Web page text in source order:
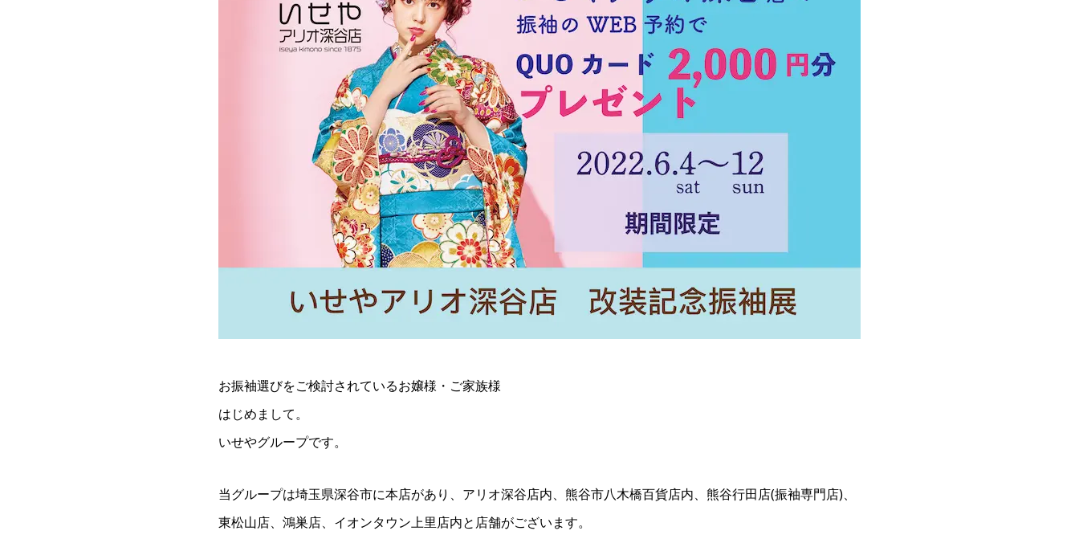
お振袖選びをご検討されているお嬢様・ご家族様
はじめまして。
いせやグループです。
当グループは埼玉県深谷市に本店があり、アリオ深谷店内、熊谷市八木橋百貨店内、熊谷行田店(振袖専門店)、
東松山店、鴻巣店、イオンタウン上里店内と店舗がございます。